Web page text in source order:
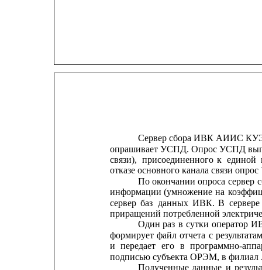
Сервер сбора ИВК АИИС
опрашивает УСПД. Опрос УСПД
связи), присоединенного к единой
отказе основного канала связи
По окончании опроса сервер
информации (умножение на
сервер баз данных ИВК. В сервере
приращений потребленной
Один раз в сутки оператор
формирует файл отчета с
и
передает его в
программно-
подписью субъекта ОРЭМ, в
Полученные данные и